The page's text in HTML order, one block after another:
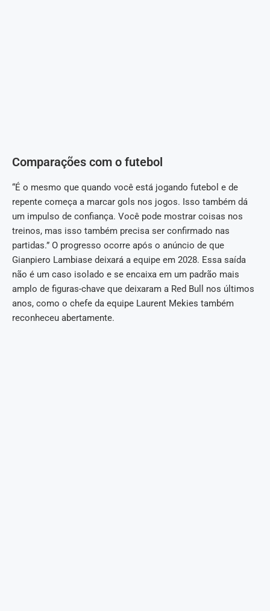
Comparações com o futebol
“É o mesmo que quando você está jogando futebol e de
repente começa a marcar gols nos jogos. Isso também dá
um impulso de confiança. Você pode mostrar coisas nos
treinos, mas isso também precisa ser confirmado nas
partidas.” O progresso ocorre após o anúncio de que
Gianpiero Lambiase deixará a equipe em 2028. Essa saída
não é um caso isolado e se encaixa em um padrão mais
amplo de figuras-chave que deixaram a Red Bull nos últimos
anos, como o chefe da equipe Laurent Mekies também
reconheceu abertamente.